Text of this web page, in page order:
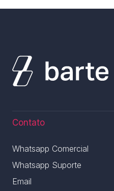
Contato
Whatsapp Comercial
Whatsapp Suporte
Email